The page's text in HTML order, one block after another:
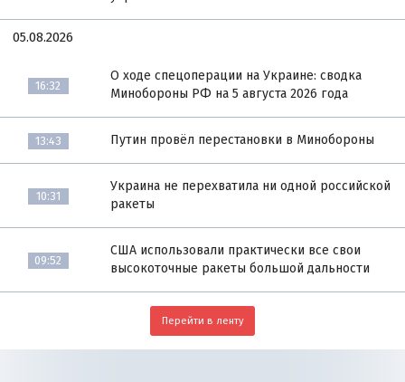
05.08.2026
16:32
О ходе спецоперации на Украине: сводка
Минобороны РФ на 5 августа 2026 года
13:43 Путин провёл перестановки в Минобороны
10:31
Украина не перехватила ни одной российской
ракеты
09:52
США использовали практически все свои
высокоточные ракеты большой дальности
Перейти в ленту